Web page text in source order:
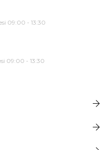
09:00 - 13:30
09:00 - 13:30